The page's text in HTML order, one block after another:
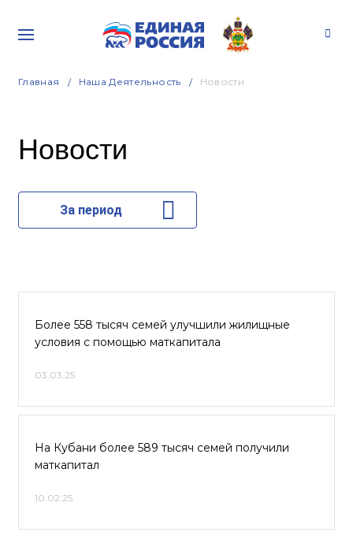
Главная Наша Деятельность Новости
Новости
За период
Более 558 тысяч семей улучшили жилищные
условия с помощью маткапитала
03.03.25
На Кубани более 589 тысяч семей получили
маткапитал
10.02.25